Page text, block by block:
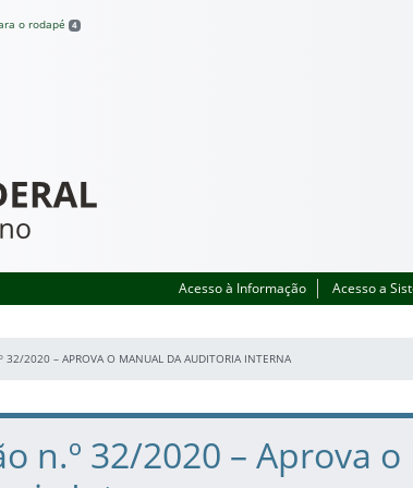
o rodapé 4
Acesso à Informação Acesso a
32/2020 – APROVA O MANUAL DA AUDITORIA INTERNA
n.º 32/2020 – Aprova